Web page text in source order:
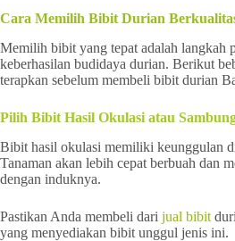
Cara Memilih Bibit Durian
Memilih bibit yang tepat adalah langkah
keberhasilan budidaya durian. Berikut
terapkan sebelum membeli bibit durian
Pilih Bibit Hasil Okulasi atau
Bibit hasil okulasi memiliki keunggulan
Tanaman akan lebih cepat berbuah dan
dengan induknya.
Pastikan Anda membeli dari jual bibit
yang menyediakan bibit unggul jenis ini.